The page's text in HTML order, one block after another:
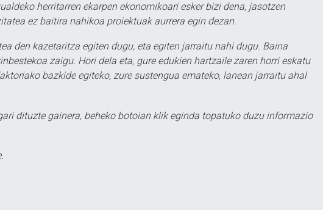
herritarren ekarpen ekonomikoari esker bizi dena, jasotzen
ez baitira nahikoa proiektuak aurrera egin dezan.
den kazetaritza egiten dugu, eta egiten jarraitu nahi dugu. Baina
zaigu. Hori dela eta, gure edukien hartzaile zaren horri eskatu
bazkide egiteko, zure sustengua emateko, lanean jarraitu ahal
dituzte gainera, beheko botoian klik eginda topatuko duzu informazio